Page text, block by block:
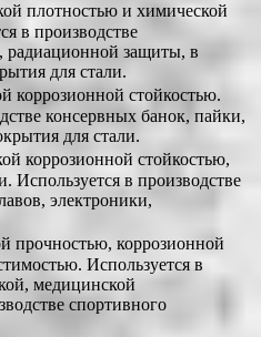
плотностью и химической
в производстве
радиационной защиты, в
для стали.
коррозионной стойкостью.
консервных банок, пайки,
для стали.
коррозионной стойкостью,
Используется в производстве
электроники,
прочностью, коррозионной
Используется в
медицинской
спортивного